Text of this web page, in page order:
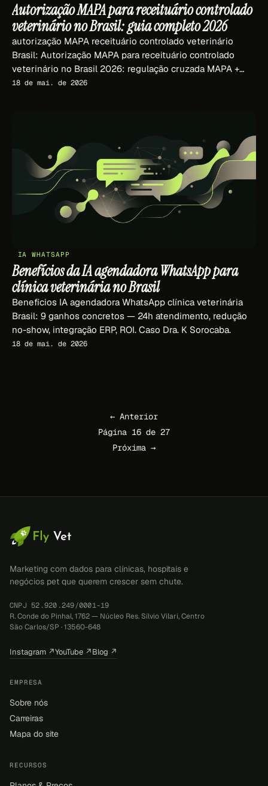
Autorização MAPA para receituário controlado
veterinário no Brasil: guia completo 2026
autorização MAPA receituário controlado veterinário
Brasil: Autorização MAPA para receituário controlado
veterinário no Brasil 2026: regulação cruzada MAPA +
CFMV + Anvisa, prescrição digital ICP-Brasil e plataformas
18 de mai. de 2026
IA WHATSAPP
Benefícios da IA agendadora WhatsApp para
clínica veterinária no Brasil
Benefícios IA agendadora WhatsApp clínica veterinária
Brasil: 9 ganhos concretos — 24h atendimento, redução
no-show, integração ERP, ROI. Caso Dra. K Sorocaba.
18 de mai. de 2026
← Anterior
Página 16 de 27
Próxima →
Marketing com dados para clínicas, hospitais e
negócios pet que querem crescer sem chute.
CNPJ 52.920.249/0001-19
R. Conde do Pinhal, 1762 — Núcleo Res. Sílvio Vilari, Centro
São Carlos/SP · 13560-648
Instagram ↗YouTube ↗Blog ↗
EMPRESA
Sobre nós
Carreiras
Mapa do site
RECURSOS